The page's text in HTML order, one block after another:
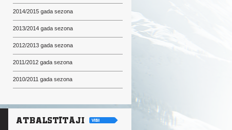
2014/2015 gada sezona
2013/2014 gada sezona
2012/2013 gada sezona
2011/2012 gada sezona
2010/2011 gada sezona